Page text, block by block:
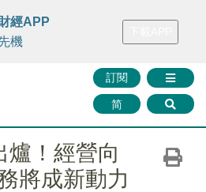
FINMETA 財華證券 媒體矩陣
訂閱
简
經APP
機
爐！經營向
將成新動力